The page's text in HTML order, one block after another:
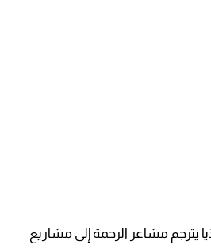
يترجم مشاعر الرحمة إلى مشاريع